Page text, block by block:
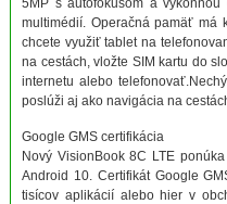
5MP s autofokusom a
multimédií. Operačná pamäť má
chcete využiť tablet na
na cestách, vložte SIM kartu do
internetu alebo
poslúži aj ako navigácia na
Google GMS certifikácia
Nový VisionBook 8C LTE
Android 10. Certifikát Google
tisícov aplikácií alebo hier v